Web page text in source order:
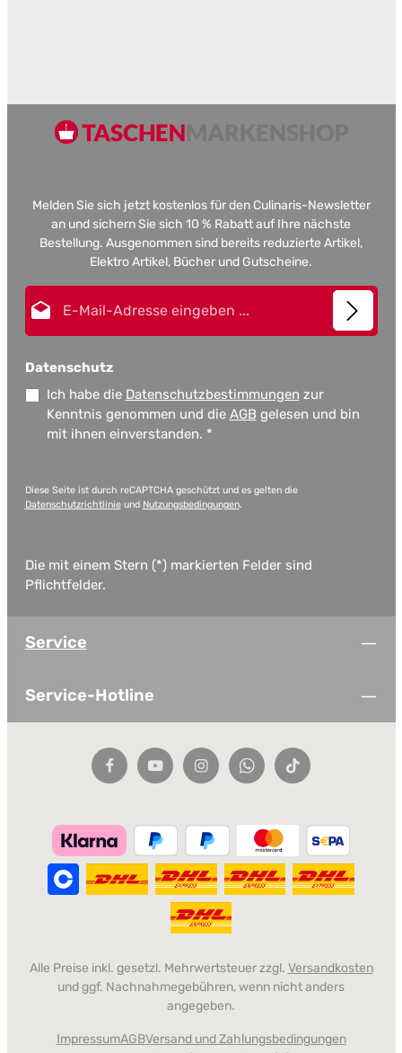
Melden Sie sich jetzt kostenlos für den Culinaris-Newsletter
an und sichern Sie sich 10 % Rabatt auf Ihre nächste
Bestellung. Ausgenommen sind bereits reduzierte Artikel,
Elektro Artikel, Bücher und Gutscheine.
Datenschutz
Ich habe die Datenschutzbestimmungen zur
Kenntnis genommen und die AGB gelesen und bin
mit ihnen einverstanden. *
Diese Seite ist durch reCAPTCHA geschützt und es gelten die
Datenschutzrichtlinieund Nutzungsbedingungen.
Die mit einem Stern (*) markierten Felder sind
Pflichtfelder.
Service
Service-Hotline
Alle Preise inkl. gesetzl. Mehrwertsteuer zzgl. Versandkosten
und ggf. Nachnahmegebühren, wenn nicht anders
angegeben.
ImpressumAGBVersand und Zahlungsbedingungen